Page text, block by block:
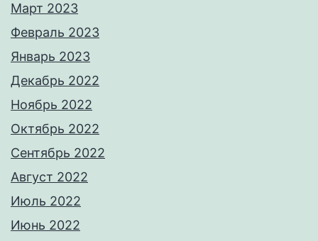
Март 2023
Февраль 2023
Январь 2023
Декабрь 2022
Ноябрь 2022
Октябрь 2022
Сентябрь 2022
Август 2022
Июль 2022
Июнь 2022